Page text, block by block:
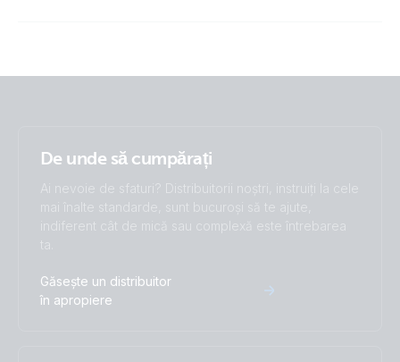
De unde să cumpărați
Ai nevoie de sfaturi? Distribuitorii noștri, instruiți la cele
mai înalte standarde, sunt bucuroși să te ajute,
indiferent cât de mică sau complexă este întrebarea
ta.
Găsește un distribuitor
în apropiere